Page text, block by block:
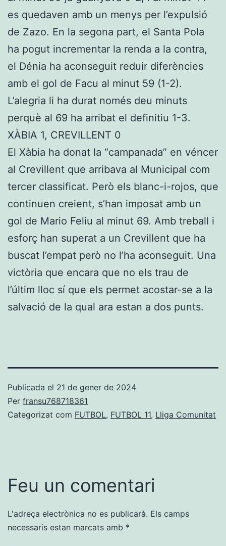
es quedaven amb un menys per l’expulsió
de Zazo. En la segona part, el Santa Pola
ha pogut incrementar la renda a la contra,
el Dénia ha aconseguit reduir diferències
amb el gol de Facu al minut 59 (1-2).
L’alegria li ha durat només deu minuts
perquè al 69 ha arribat el definitiu 1-3.
XÀBIA 1, CREVILLENT 0
El Xàbia ha donat la “campanada” en véncer
al Crevillent que arribava al Municipal com
tercer classificat. Però els blanc-i-rojos, que
continuen creient, s’han imposat amb un
gol de Mario Feliu al minut 69. Amb treball i
esforç han superat a un Crevillent que ha
buscat l’empat però no l’ha aconseguit. Una
victòria que encara que no els trau de
l’últim lloc sí que els permet acostar-se a la
salvació de la qual ara estan a dos punts.
Publicada el 21 de gener de 2024
Per fransu768718361
Categorizat com FUTBOL, FUTBOL 11, Lliga Comunitat
Feu un comentari
L'adreça electrònica no es publicarà. Els camps
necessaris estan marcats amb *